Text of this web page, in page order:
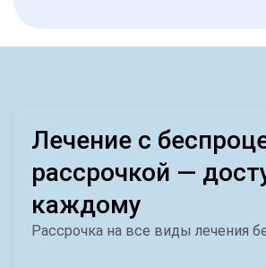
Лечение с
рассрочкой —
каждому
Рассрочка на все виды лечения